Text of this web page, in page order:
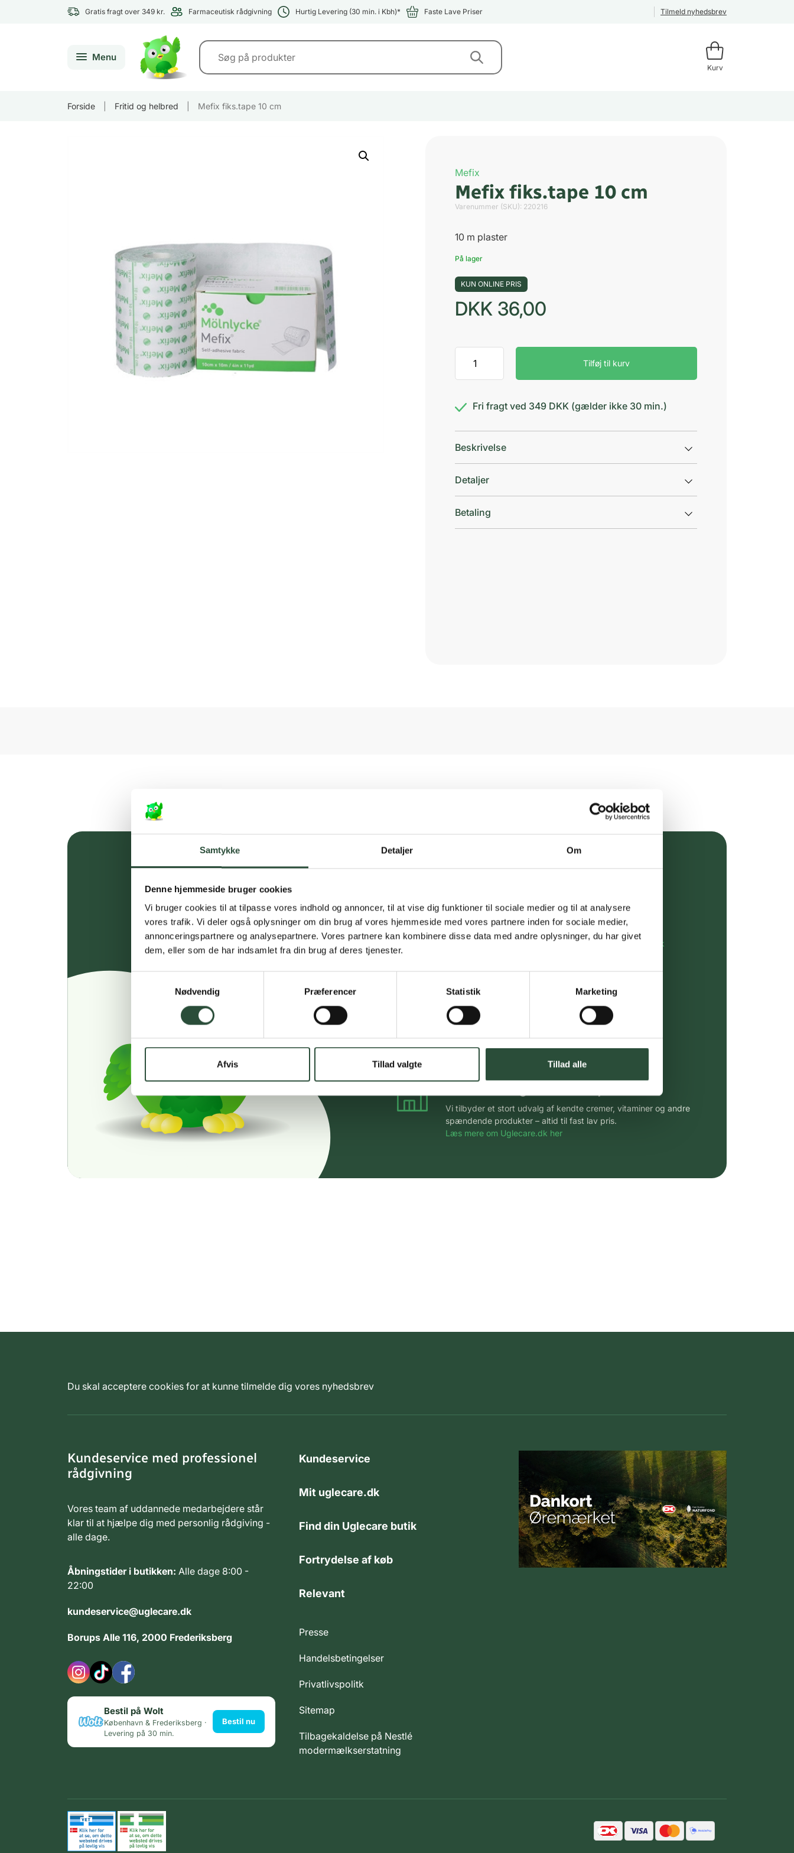
Samtykke Detaljer Om
Denne hjemmeside bruger cookies
Vi bruger cookies til at tilpasse vores indhold og annoncer, til at vise dig funktioner til sociale medier og til at analysere
vores trafik. Vi deler også oplysninger om din brug af vores hjemmeside med vores partnere inden for sociale medier,
annonceringspartnere og analysepartnere. Vores partnere kan kombinere disse data med andre oplysninger, du har givet
dem, eller som de har indsamlet fra din brug af deres tjenester.
Nødvendig
Præferencer Statistik Marketing
Afvis Tillad valgte Tillad alle
Gratis fragt over 349 kr. Farmaceutisk rådgivning Hurtig Levering (30 min. i Kbh)* Faste Lave Priser Tilmeld nyhedsbrev
Menu
Kurv
Forside Fritid og helbred Mefix fiks.tape 10 cm
Mefix
Mefix fiks.tape 10 cm
Varenummer (SKU): 220216
10 m plaster
På lager
KUN ONLINE PRIS
DKK 36,00
fiks.tape
10
antal
Tilføj til kurv
Fri fragt ved 349 DKK (gælder ikke 30 min.)
Beskrivelse
Detaljer
Betaling
Gratis fragt over 349 kr.
Personlig rådgivning
Få hjælp til din webordre på: kundeservice@uglecare.dk
Hurtigt leveringen via GLS, og DAO
Faste lave priser*
Stort udvalg af kendte produkter
Vi tilbyder et stort udvalg af kendte cremer, vitaminer og andre
spændende produkter – altid til fast lav pris.
Læs mere om Uglecare.dk her
Du skal acceptere cookies for at kunne tilmelde dig vores nyhedsbrev
Kundeservice med professionel
rådgivning
Vores team af uddannede medarbejdere står
klar til at hjælpe dig med personlig rådgiving -
alle dage.
Åbningstider i butikken: Alle dage 8:00 -
22:00
kundeservice@uglecare.dk
Borups Alle 116, 2000 Frederiksberg
Bestil på Wolt
København & Frederiksberg ·
Levering på 30 min.
Bestil nu
Kundeservice
Mit uglecare.dk
Find din Uglecare butik
Fortrydelse af køb
Relevant
Presse
Handelsbetingelser
Privatlivspolitk
Sitemap
Tilbagekaldelse på Nestlé
modermælkserstatning